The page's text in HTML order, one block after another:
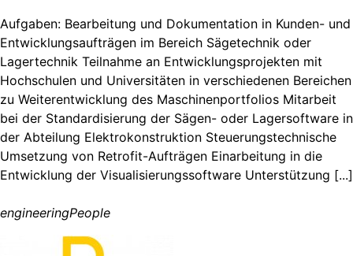
Aufgaben: Bearbeitung und Dokumentation in Kunden- und
Entwicklungsaufträgen im Bereich Sägetechnik oder
Lagertechnik Teilnahme an Entwicklungsprojekten mit
Hochschulen und Universitäten in verschiedenen Bereichen
zu Weiterentwicklung des Maschinenportfolios Mitarbeit
bei der Standardisierung der Sägen- oder Lagersoftware in
der Abteilung Elektrokonstruktion Steuerungstechnische
Umsetzung von Retrofit-Aufträgen Einarbeitung in die
Entwicklung der Visualisierungssoftware Unterstützung [...]
engineeringPeople